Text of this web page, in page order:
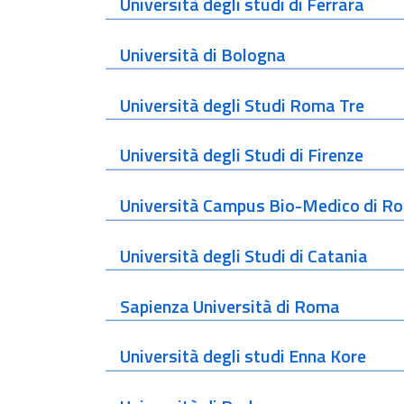
Università di Bologna
Università degli Studi Roma Tre
Università degli Studi di Firenze
Università Campus Bio-Medico di
Università degli Studi di Catania
Sapienza Università di Roma
Università degli studi Enna Kore